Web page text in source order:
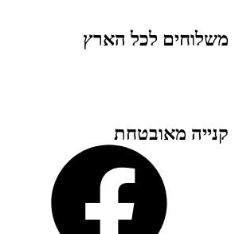
משלוחים לכל הארץ
קנייה מאובטחת